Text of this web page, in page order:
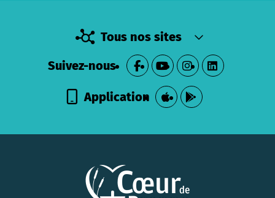
Tous nos sites
Suivez-nous
Application